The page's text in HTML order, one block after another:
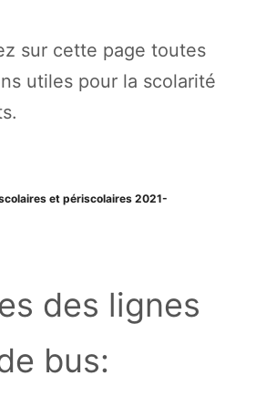
sur cette page toutes
utiles pour la scolarité
et périscolaires 2021-
des lignes
bus: